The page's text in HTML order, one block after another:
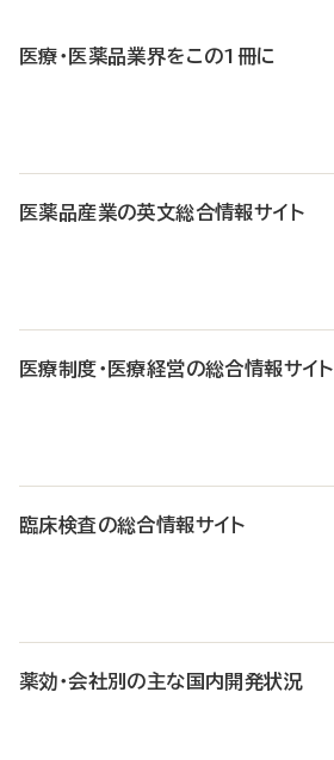
医療・医薬品業界をこの1冊に
医薬品産業の英文総合情報サイト
医療制度・医療経営の総合情報サイト
臨床検査の総合情報サイト
薬効・会社別の主な国内開発状況